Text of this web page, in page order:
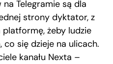
Telegramie są dla
strony dyktator, z
żeby ludzie
się dzieje na ulicach.
kanału Nexta –